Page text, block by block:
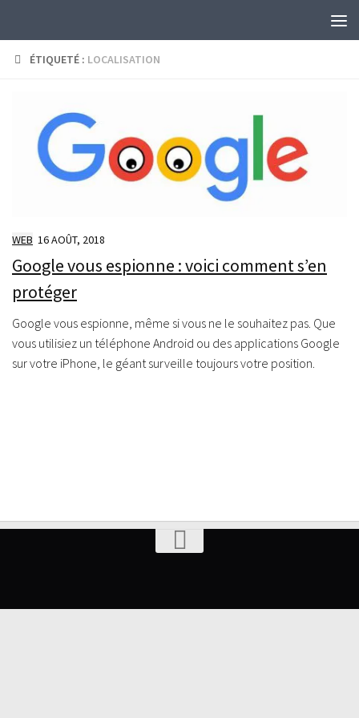
ÉTIQUETÉ : LOCALISATION
WEB 16 AOÛT, 2018
Google vous espionne : voici comment s’en
protéger
Google vous espionne, même si vous ne le souhaitez pas. Que
vous utilisiez un téléphone Android ou des applications Google
sur votre iPhone, le géant surveille toujours votre position.